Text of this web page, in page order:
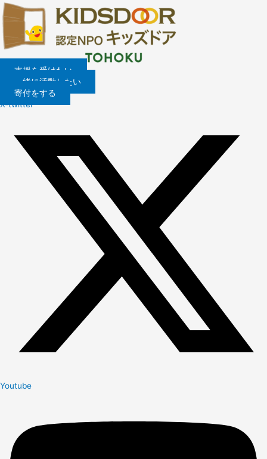
内
容
を
ス
キ
ッ
支援を受けたい
一緒に活動したい
寄付をする
X-twitter
Youtube